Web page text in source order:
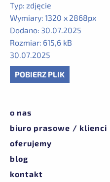
Typ: zdjęcie
Wymiary: 1320 x 2868px
Dodano: 30.07.2025
Rozmiar: 615,6 kB
30.07.2025
POBIERZ PLIK
o nas
biuro prasowe / klienci
oferujemy
blog
kontakt